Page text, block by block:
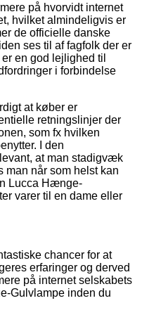
på hvorvidt internet
hvilket almindeligvis er
de officielle danske
ses til af fagfolk der er
en god lejlighed til
i forbindelse
at køber er
retningslinjer der
som fx hvilken
I den
at man stadigvæk
man når som helst kan
Lucca Hænge-
varer til en dame eller
chancer for at
erfaringer og derved
på internet selskabets
Gulvlampe inden du